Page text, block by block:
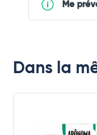
Me
Dans la